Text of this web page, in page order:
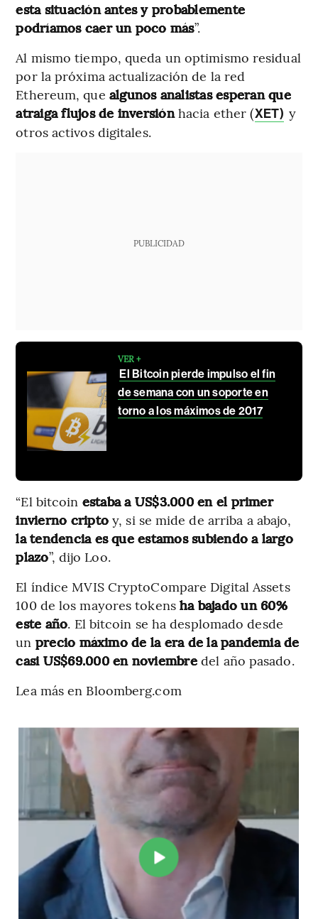
esta situación antes y probablemente
podríamos caer un poco más”.
Al mismo tiempo, queda un optimismo residual
por la próxima actualización de la red
Ethereum, que algunos analistas esperan que
atraiga flujos de inversiónhacia ether (XET) y
otros activos digitales.
PUBLICIDAD
VER +
El Bitcoin pierde impulso el fin
de semana con un soporte en
torno a los máximos de 2017
“El bitcoin estaba a US$3.000 en el primer
invierno cripto y, si se mide de arriba a abajo,
la tendencia es que estamos subiendo a largo
plazo”, dijo Loo.
El índice MVIS CryptoCompare Digital Assets
100 de los mayores tokens ha bajado un 60%
este año. El bitcoin se ha desplomado desde
un precio máximo de la era de la pandemia de
casi US$69.000 en noviembredel año pasado.
Lea más en Bloomberg.com